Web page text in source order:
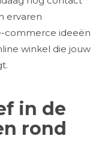
ervaren
commerce ideeën
winkel die jouw
in de
rond